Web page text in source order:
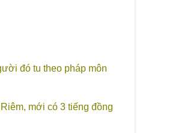
đó tu theo pháp môn
mới có 3 tiếng đồng